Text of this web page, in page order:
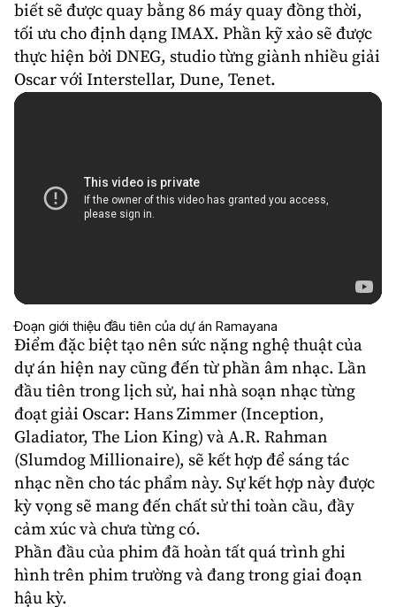
biết sẽ được quay bằng 86 máy quay đồng thời,
tối ưu cho định dạng IMAX. Phần kỹ xảo sẽ được
thực hiện bởi DNEG, studio từng giành nhiều giải
Oscar với Interstellar, Dune, Tenet.
Đoạn giới thiệu đầu tiên của dự án Ramayana
Điểm đặc biệt tạo nên sức nặng nghệ thuật của
dự án hiện nay cũng đến từ phần âm nhạc. Lần
đầu tiên trong lịch sử, hai nhà soạn nhạc từng
đoạt giải Oscar: Hans Zimmer (Inception,
Gladiator, The Lion King) và A.R. Rahman
(Slumdog Millionaire), sẽ kết hợp để sáng tác
nhạc nền cho tác phẩm này. Sự kết hợp này được
kỳ vọng sẽ mang đến chất sử thi toàn cầu, đầy
cảm xúc và chưa từng có.
Phần đầu của phim đã hoàn tất quá trình ghi
hình trên phim trường và đang trong giai đoạn
hậu kỳ.